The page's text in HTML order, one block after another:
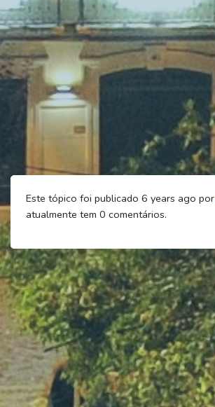
Este tópico foi publicado 6 years ago por
atualmente tem 0 comentários.